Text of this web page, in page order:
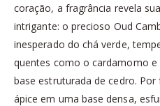
coração, a fragrância revela
intrigante: o precioso Oud
inesperado do chá verde,
quentes como o cardamomo
base estruturada de cedro.
ápice em uma base densa,